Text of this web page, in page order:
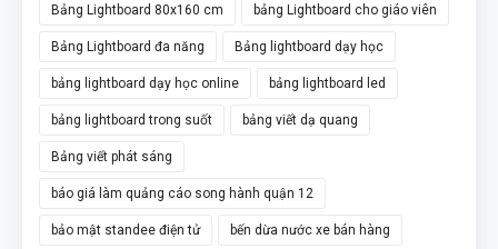
Bảng Lightboard 80x160 cm bảng Lightboard cho giáo viên
Bảng Lightboard đa năng Bảng lightboard dạy học
bảng lightboard dạy học online bảng lightboard led
bảng lightboard trong suốt bảng viết dạ quang
Bảng viết phát sáng
báo giá làm quảng cáo song hành quận 12
bảo mật standee điện tử bến dừa nước xe bán hàng